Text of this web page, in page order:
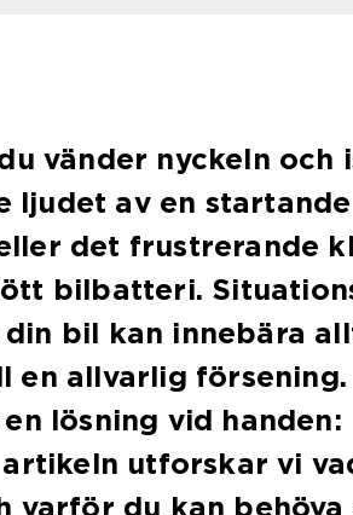
vänder nyckeln och
ljudet av en
det frustrerande
bilbatteri.
bil kan innebära
en allvarlig försening.
lösning vid handen:
utforskar vi
varför du kan behöva